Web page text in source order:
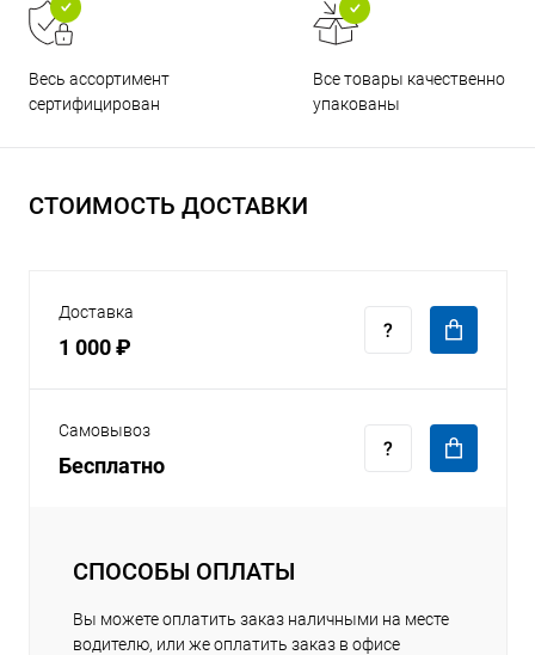
Весь ассортимент
сертифицирован
Все товары качественно
упакованы
СТОИМОСТЬ ДОСТАВКИ
Доставка
1 000 ₽
Самовывоз
Бесплатно
СПОСОБЫ ОПЛАТЫ
Вы можете оплатить заказ наличными на месте
водителю, или же оплатить заказ в офисе